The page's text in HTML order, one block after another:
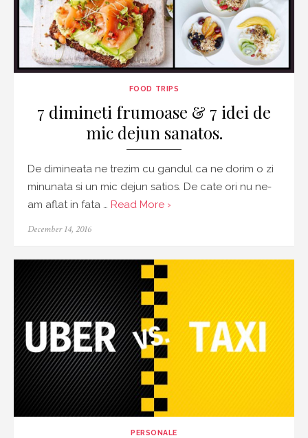
FOOD TRIPS
7 dimineti frumoase & 7 idei de
mic dejun sanatos.
De dimineata ne trezim cu gandul ca ne dorim o zi
minunata si un mic dejun satios. De cate ori nu ne-
am aflat in fata … Read More ›
Posted
December 14, 2016
PERSONALE